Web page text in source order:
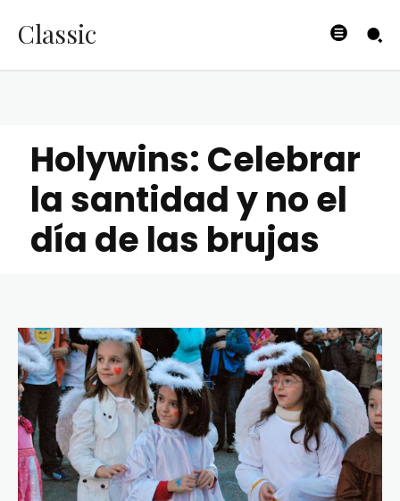
Classic
Holywins: Celebrar
la santidad y no el
día de las brujas